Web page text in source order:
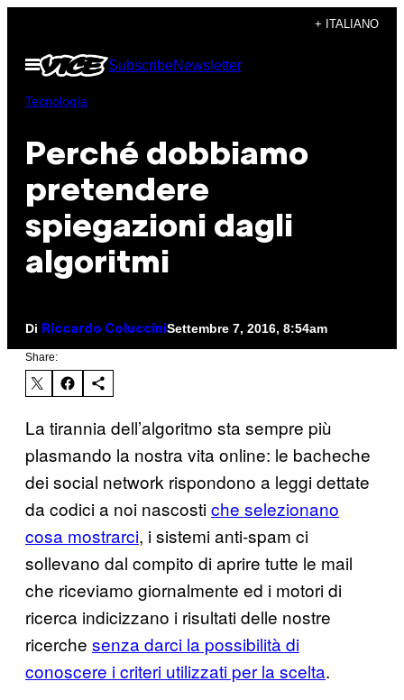
contenuto
+ ITALIANO
Apri
SubscribeNewsletter
Tecnología
Perché dobbiamo
pretendere
spiegazioni dagli
algoritmi
Di Riccardo ColucciniSettembre 7, 2016, 8:54am
Share:
La tirannia dell’algoritmo sta sempre più
plasmando la nostra vita online: le bacheche
dei social network rispondono a leggi dettate
da codici a noi nascostiche selezionano
cosa mostrarci, i sistemi anti-spam ci
sollevano dal compito di aprire tutte le mail
che riceviamo giornalmente ed i motori di
ricerca indicizzano i risultati delle nostre
ricerche senza darci la possibilità di
conoscere i criteri utilizzati per la scelta.